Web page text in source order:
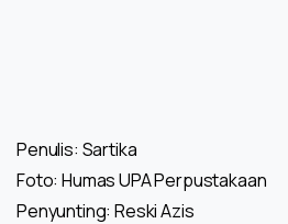
Penulis: Sartika
Foto: Humas UPA Perpustakaan
Penyunting: Reski Azis